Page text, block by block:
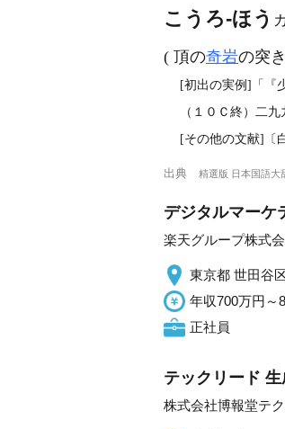
こうろ‐ほう
( 頂の奇岩の突
[初出の実例]「『
（１０Ｃ終）二九
[その他の文献]〔
出典 精選版 日本国語大
デジタルマーケ
楽天グループ株式
東京都 世田谷
年収700万円～
正社員
テックリード
株式会社博報堂テ